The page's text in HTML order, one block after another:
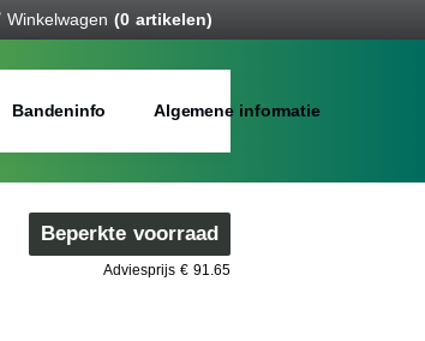
Winkelwagen (0 artikelen)
Bandeninfo Algemene informatie
Beperkte voorraad
Adviesprijs € 91.65